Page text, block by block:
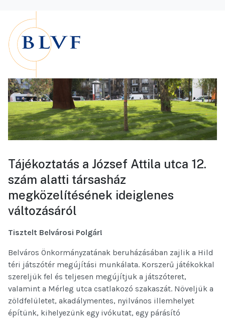
Tájékoztatás a József Attila utca 12.
szám alatti társasház
megközelítésének ideiglenes
változásáról
Tisztelt Belvárosi Polgár!
Belváros Önkormányzatának beruházásában zajlik a Hild
téri játszótér megújítási munkálata. Korszerű játékokkal
szereljük fel és teljesen megújítjuk a játszóteret,
valamint a Mérleg utca csatlakozó szakaszát. Növeljük a
zöldfelületet, akadálymentes, nyilvános illemhelyet
építünk, kihelyezünk egy ivókutat, egy párásító